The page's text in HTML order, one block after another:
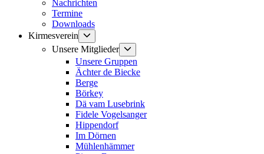
Nachrichten
Termine
Downloads
Kirmesverein
anzeigen
Unsere Mitglieder
anzeigen
Unsere Gruppen
Ächter de Biecke
Berge
Börkey
Dä vam Lusebrink
Fidele Vogelsanger
Hippendorf
Im Dörnen
Mühlenhämmer